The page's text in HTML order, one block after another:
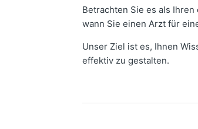
Betrachten Sie es als Ihren
wann Sie einen Arzt für
Unser Ziel ist es, Ihnen
effektiv zu gestalten.